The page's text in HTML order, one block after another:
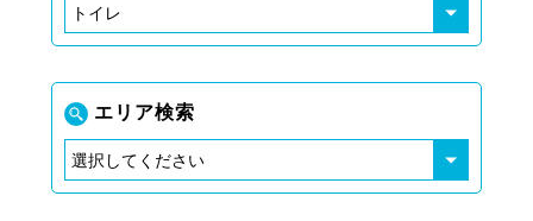
エリア検索